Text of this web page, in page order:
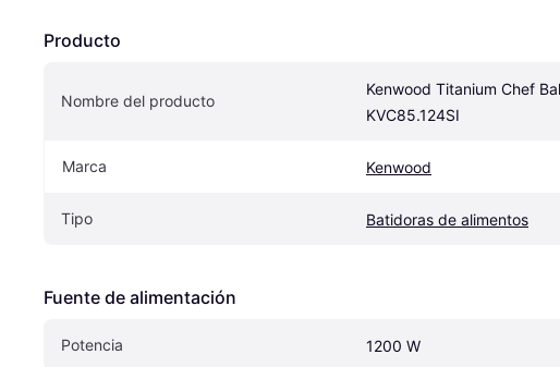
Producto
Nombre del producto
Kenwood Titanium Chef
KVC85.124SI
Marca Kenwood
Tipo Batidoras de alimentos
Fuente de alimentación
Potencia 1200 W